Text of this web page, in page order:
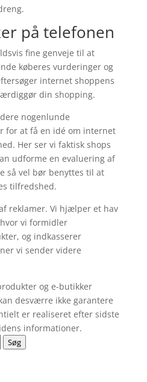
på telefonen
fine genveje til at
køberes vurderinger og
internet shoppens
din shopping.
nogenlunde
for at få en idé om internet
Her ser vi faktisk shops
udforme en evaluering af
så vel bør benyttes til at
tilfredshed.
reklamer. Vi hjælper et hav
vi formidler
og indkasserer
vi sender videre
og e-butikker
desværre ikke garantere
er realiseret efter sidste
informationer.
Søg